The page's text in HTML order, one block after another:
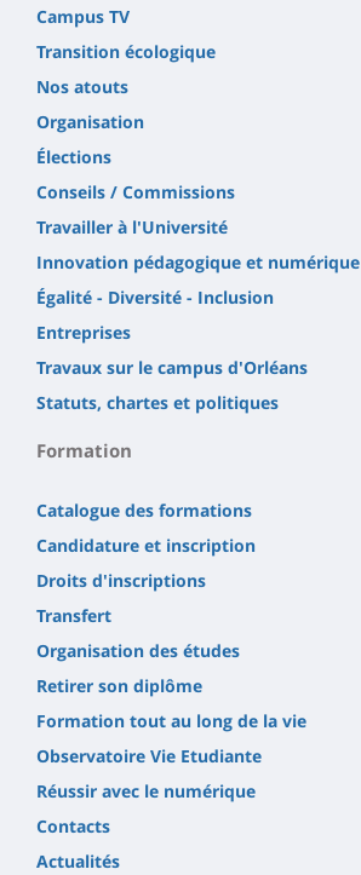
Campus TV
Transition écologique
Nos atouts
Organisation
Élections
Conseils / Commissions
Travailler à l'Université
Innovation pédagogique et numérique
Égalité - Diversité - Inclusion
Entreprises
Travaux sur le campus d'Orléans
Statuts, chartes et politiques
Formation
Catalogue des formations
Candidature et inscription
Droits d'inscriptions
Transfert
Organisation des études
Retirer son diplôme
Formation tout au long de la vie
Observatoire Vie Etudiante
Réussir avec le numérique
Contacts
Actualités